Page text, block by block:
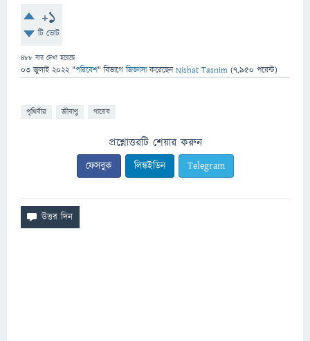
+1
টি ভোট
488 বার দেখা হয়েছে
03 জুলাই 2022 "পরিবেশ" বিভাগে জিজ্ঞাসাকরেছেনNishat Tasnim (7,950 পয়েন্ট)
পৃথিবীর জীবাণু গায়েব
প্রশ্নোত্তরটি শেয়ার করুন
ফেসবুক লিঙ্কইডিন Telegram